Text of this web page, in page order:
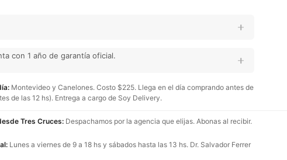
con 1 año de garantía oficial.
Montevideo y Canelones. Costo $225. Llega en el día comprando antes de
de las 12 hs). Entrega a cargo de Soy Delivery.
Tres Cruces: Despachamos por la agencia que elijas. Abonas al recibir.
Lunes a viernes de 9 a 18 hs y sábados hasta las 13 hs. Dr. Salvador Ferrer